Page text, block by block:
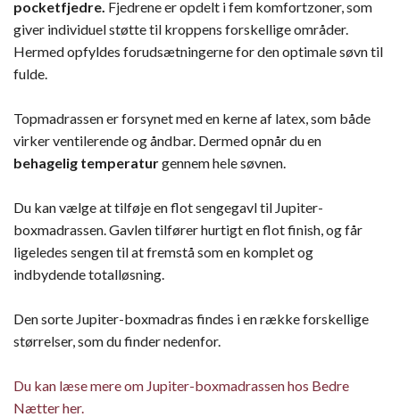
pocketfjedre. Fjedrene er opdelt i fem komfortzoner, som
giver individuel støtte til kroppens forskellige områder.
Hermed opfyldes forudsætningerne for den optimale søvn til
fulde.
Topmadrassen er forsynet med en kerne af latex, som både
virker ventilerende og åndbar. Dermed opnår du en
behagelig temperaturgennem hele søvnen.
Du kan vælge at tilføje en flot sengegavl til Jupiter-
boxmadrassen. Gavlen tilfører hurtigt en flot finish, og får
ligeledes sengen til at fremstå som en komplet og
indbydende totalløsning.
Den sorte Jupiter-boxmadras findes i en række forskellige
størrelser, som du finder nedenfor.
Du kan læse mere om Jupiter-boxmadrassen hos Bedre
Nætter her.